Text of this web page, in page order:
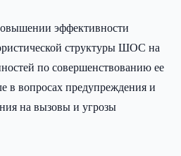
эффективности
структуры ШОС на
по совершенствованию ее
в вопросах предупреждения и
на вызовы и угрозы